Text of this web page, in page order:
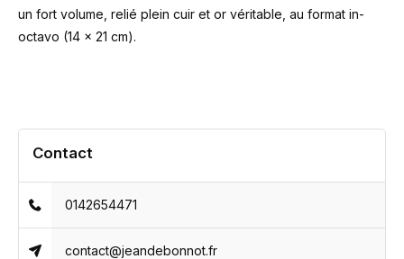
un fort volume, relié plein cuir et or véritable, au format in-
octavo (14 x 21 cm).
Contact
0142654471
contact@jeandebonnot.fr